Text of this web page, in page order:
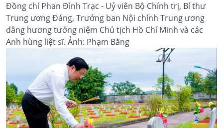
Đồng chí Phan Đình Trạc - Uỷ viên Bộ Chính trị, Bí thư
Trung ương Đảng, Trưởng ban Nội chính Trung ương
dâng hương tưởng niệm Chủ tịch Hồ Chí Minh và các
Anh hùng liệt sĩ. Ảnh: Phạm Bằng